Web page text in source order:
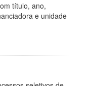
título, ano,
e unidade